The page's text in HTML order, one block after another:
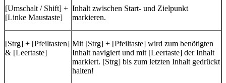
[Umschalt / Shift] +
[Linke Maustaste]
Inhalt zwischen Start- und Zielpunkt
markieren.
[Strg] + [Pfeiltasten]
& [Leertaste]
Mit [Strg] + [Pfeiltaste] wird zum benötigten
Inhalt navigiert und mit [Leertaste] der Inhalt
markiert. [Strg] bis zum letzten Inhalt gedrückt
halten!